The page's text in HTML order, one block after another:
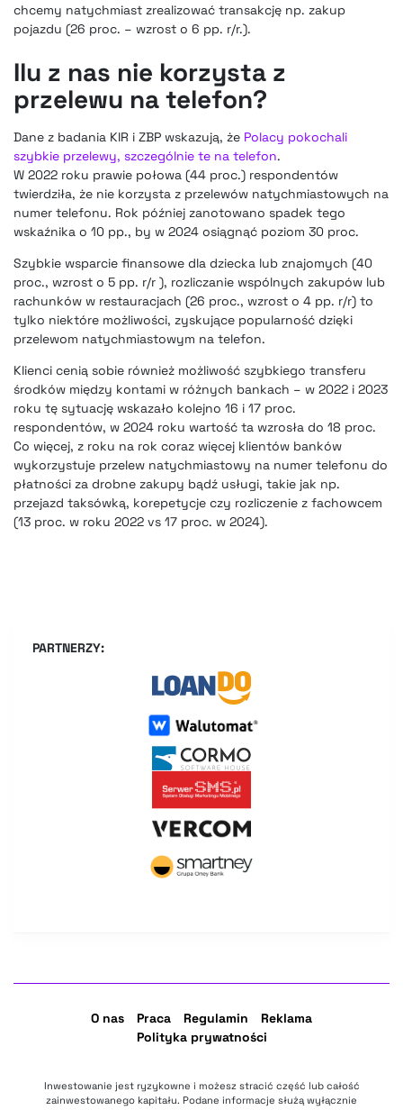
chcemy natychmiast zrealizować transakcję np. zakup
pojazdu (26 proc. – wzrost o 6 pp. r/r.).
Ilu z nas nie korzysta z
przelewu na telefon?
Dane z badania KIR i ZBP wskazują, że Polacy pokochali
szybkie przelewy, szczególnie te na telefon.
W 2022 roku prawie połowa (44 proc.) respondentów
twierdziła, że nie korzysta z przelewów natychmiastowych na
numer telefonu. Rok później zanotowano spadek tego
wskaźnika o 10 pp., by w 2024 osiągnąć poziom 30 proc.
Szybkie wsparcie finansowe dla dziecka lub znajomych (40
proc., wzrost o 5 pp. r/r ), rozliczanie wspólnych zakupów lub
rachunków w restauracjach (26 proc., wzrost o 4 pp. r/r) to
tylko niektóre możliwości, zyskujące popularność dzięki
przelewom natychmiastowym na telefon.
Klienci cenią sobie również możliwość szybkiego transferu
środków między kontami w różnych bankach – w 2022 i 2023
roku tę sytuację wskazało kolejno 16 i 17 proc.
respondentów, w 2024 roku wartość ta wzrosła do 18 proc.
Co więcej, z roku na rok coraz więcej klientów banków
wykorzystuje przelew natychmiastowy na numer telefonu do
płatności za drobne zakupy bądź usługi, takie jak np.
przejazd taksówką, korepetycje czy rozliczenie z fachowcem
(13 proc. w roku 2022 vs 17 proc. w 2024).
PARTNERZY:
O nas Praca Regulamin
Reklama
Polityka prywatności
Inwestowanie jest ryzykowne i możesz stracić część lub całość
zainwestowanego kapitału. Podane informacje służą wyłącznie